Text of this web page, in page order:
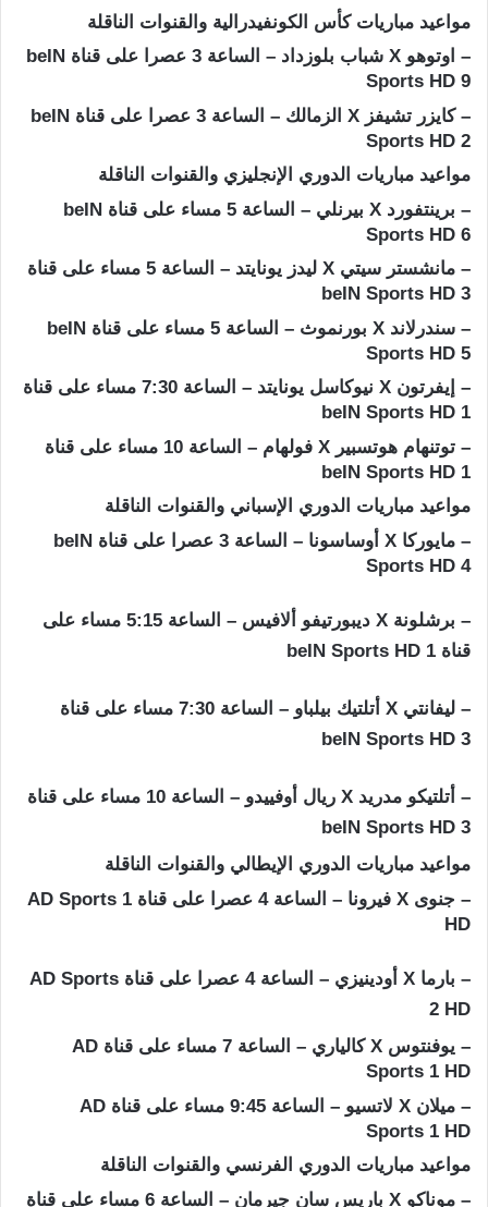
مواعيد مباريات كأس الكونفيدرالية والقنوات الناقلة
– اوتوهو X شباب بلوزداد – الساعة 3 عصرا على قناة beIN
Sports HD 9
– كايزر تشيفز X الزمالك – الساعة 3 عصرا على قناة beIN
Sports HD 2
مواعيد مباريات الدوري الإنجليزي والقنوات الناقلة
– برينتفورد X بيرنلي – الساعة 5 مساء على قناة beIN
Sports HD 6
– مانشستر سيتي X ليدز يونايتد – الساعة 5 مساء على قناة
beIN Sports HD 3
– سندرلاند X بورنموث – الساعة 5 مساء على قناة beIN
Sports HD 5
– إيفرتون X نيوكاسل يونايتد – الساعة 7:30 مساء على قناة
beIN Sports HD 1
– توتنهام هوتسبير X فولهام – الساعة 10 مساء على قناة
beIN Sports HD 1
مواعيد مباريات الدوري الإسباني والقنوات الناقلة
– مايوركا X أوساسونا – الساعة 3 عصرا على قناة beIN
Sports HD 4
– برشلونة X ديبورتيفو ألافيس – الساعة 5:15 مساء على
قناة beIN Sports HD 1
– ليفانتي X أتلتيك بيلباو – الساعة 7:30 مساء على قناة
beIN Sports HD 3
– أتلتيكو مدريد X ريال أوفييدو – الساعة 10 مساء على قناة
beIN Sports HD 3
مواعيد مباريات الدوري الإيطالي والقنوات الناقلة
– جنوى X فيرونا – الساعة 4 عصرا على قناة AD Sports 1
HD
– بارما X أودينيزي – الساعة 4 عصرا على قناة AD Sports
2 HD
– يوفنتوس X كالياري – الساعة 7 مساء على قناة AD
Sports 1 HD
– ميلان X لاتسيو – الساعة 9:45 مساء على قناة AD
Sports 1 HD
مواعيد مباريات الدوري الفرنسي والقنوات الناقلة
– موناكو X باريس سان جيرمان – الساعة 6 مساء على قناة